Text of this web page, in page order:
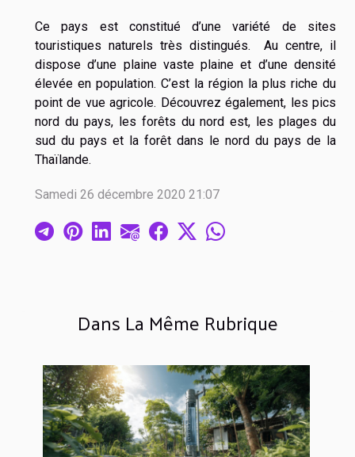
Dans La Même Rubrique
Ce pays est constitué d’une variété de sites
touristiques naturels très distingués. Au centre, il
dispose d’une plaine vaste plaine et d’une densité
élevée en population. C’est la région la plus riche du
point de vue agricole. Découvrez également, les pics
nord du pays, les forêts du nord est, les plages du
sud du pays et la forêt dans le nord du pays de la
Thaïlande.
Samedi 26 décembre 2020 21:07